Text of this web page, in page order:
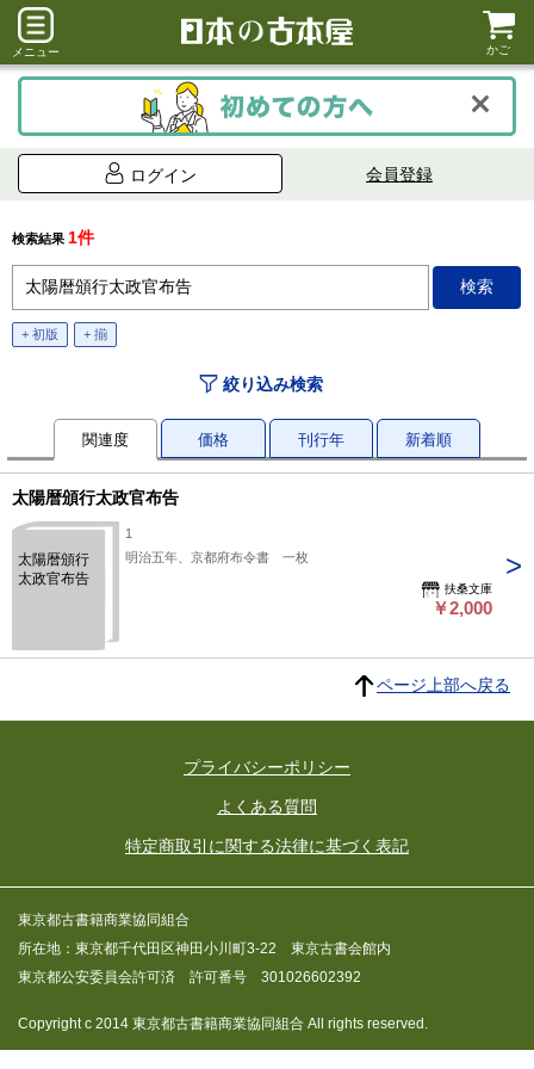
メニュー かご
ログイン 会員登録
検索結果 1件
+ 初版 + 揃
絞り込み検索
関連度 価格 刊行年 新着順
太陽暦頒行太政官布告
太陽暦頒行
太政官布告
1
明治五年、京都府布令書 一枚
扶桑文庫
￥2,000
ページ上部へ戻る
プライバシーポリシー
よくある質問
特定商取引に関する法律に基づく表記
東京都古書籍商業協同組合
所在地：東京都千代田区神田小川町3-22 東京古書会館内
東京都公安委員会許可済 許可番号 301026602392
Copyright c 2014 東京都古書籍商業協同組合 All rights reserved.